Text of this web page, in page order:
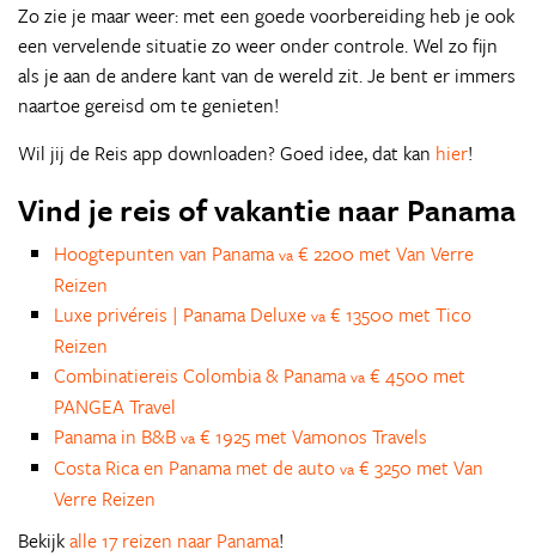
Zo zie je maar weer: met een goede voorbereiding heb je ook
een vervelende situatie zo weer onder controle. Wel zo fijn
als je aan de andere kant van de wereld zit. Je bent er immers
naartoe gereisd om te genieten!
Wil jij de Reis app downloaden? Goed idee, dat kan hier!
Vind je reis of vakantie naar Panama
Hoogtepunten van Panama va € 2200 met Van Verre
Reizen
Luxe privéreis | Panama Deluxe va € 13500 met Tico
Reizen
Combinatiereis Colombia & Panama va € 4500 met
PANGEA Travel
Panama in B&B va € 1925 met Vamonos Travels
Costa Rica en Panama met de auto va € 3250 met Van
Verre Reizen
Bekijkalle 17 reizen naar Panama!